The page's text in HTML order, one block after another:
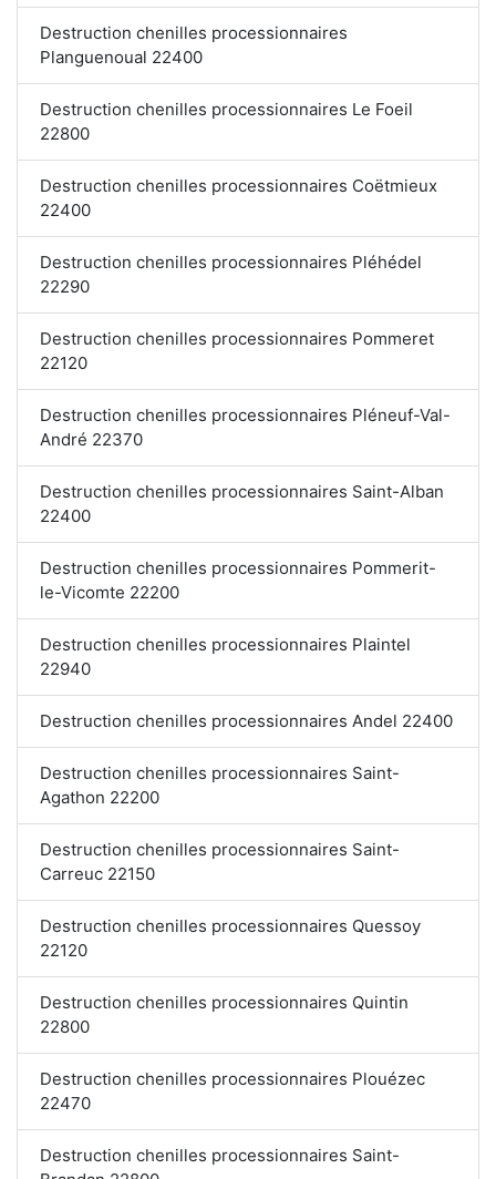
Destruction chenilles processionnaires
Planguenoual 22400
Destruction chenilles processionnaires Le Foeil
22800
Destruction chenilles processionnaires Coëtmieux
22400
Destruction chenilles processionnaires Pléhédel
22290
Destruction chenilles processionnaires Pommeret
22120
Destruction chenilles processionnaires Pléneuf-Val-
André 22370
Destruction chenilles processionnaires Saint-Alban
22400
Destruction chenilles processionnaires Pommerit-
le-Vicomte 22200
Destruction chenilles processionnaires Plaintel
22940
Destruction chenilles processionnaires Andel 22400
Destruction chenilles processionnaires Saint-
Agathon 22200
Destruction chenilles processionnaires Saint-
Carreuc 22150
Destruction chenilles processionnaires Quessoy
22120
Destruction chenilles processionnaires Quintin
22800
Destruction chenilles processionnaires Plouézec
22470
Destruction chenilles processionnaires Saint-